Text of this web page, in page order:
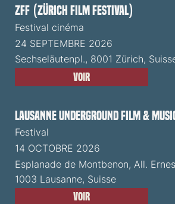
ZFF (Zürich Film Festival)
Festival cinéma
24 SEPTEMBRE 2026
Sechseläutenpl., 8001 Zürich,
Voir
Lausanne Underground Film &
Festival
14 OCTOBRE 2026
Esplanade de Montbenon, All.
1003 Lausanne, Suisse
Voir